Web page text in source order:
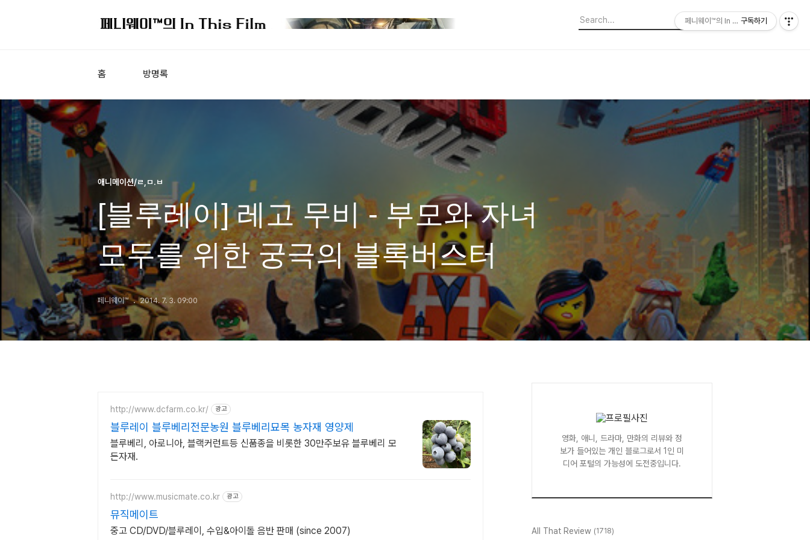
홈 방명록
애니메이션/ㄹ,ㅁ.ㅂ
[블루레이] 레고 무비 - 부모와 자녀
모두를 위한 궁극의 블록버스터
페니웨이™ 2014. 7. 3. 09:00
http://www.dcfarm.co.kr/ 광고
블루레이 블루베리전문농원 블루베리묘목 농자재 영양제
블루베리, 아로니아, 블랙커런트등 신품종을 비롯한 30만주보유 블루베리 모
든자재.
http://www.musicmate.co.kr 광고
뮤직메이트
중고 CD/DVD/블루레이, 수입&아이돌 음반 판매 (since 2007)
영화, 애니, 드라마, 만화의 리뷰와 정
보가 들어있는 개인 블로그로서 1인 미
디어 포털의 가능성에 도전중입니다.
All That Review (1718)
페니웨이™의 In This Film
구독하기